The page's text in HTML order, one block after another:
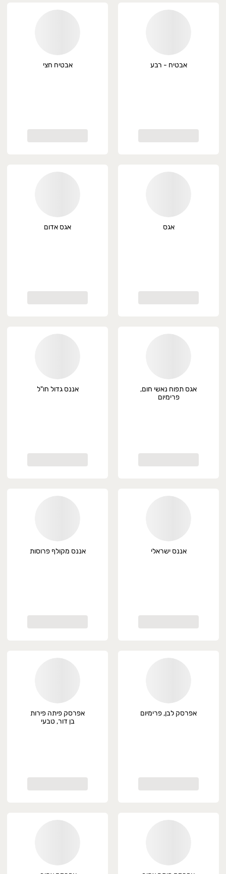
אבטיח - רבע אבטיח חצי
אגס אגס אדום
אגס תפוח נאשי חום,
פרימיום
אננס גדול חו"ל
אננס ישראלי אננס מקולף פרוסות
אפרסק לבן, פרימיום
אפרסק פיתה פירות
בן דור, טבעי